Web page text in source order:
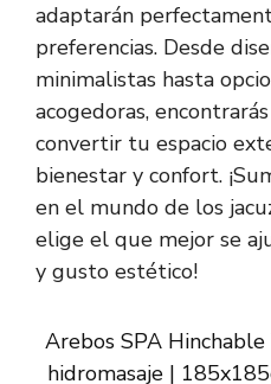
adaptarán
preferencias. Desde
minimalistas hasta
acogedoras,
convertir tu espacio
bienestar y confort.
en el mundo de los
elige el que mejor se
y gusto estético!
Arebos SPA
hidromasaje |